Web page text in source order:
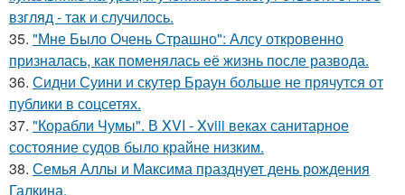
взгляд - так и случилось.
35. "Мне Было Очень Страшно": Алсу откровенно
призналась, как поменялась её жизнь после развода.
36. Сидни Суини и скутер Браун больше не прячутся от
публики в соцсетях.
37. "Корабли Чумы". В XVI - Xviii веках санитарное
состояние судов было крайне низким.
38. Семья Аллы и Максима празднует день рождения
Галкина.